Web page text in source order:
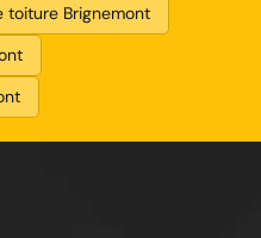
toiture Brignemont